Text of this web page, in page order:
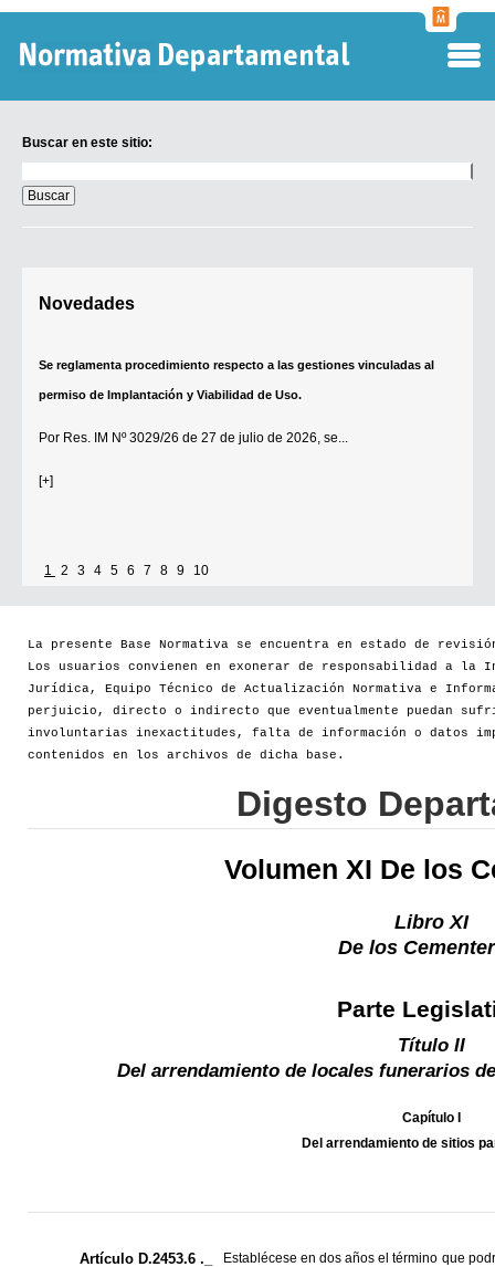
Buscar en este sitio:
en
este
sitio:
Novedades
Se reglamenta procedimiento respecto a las gestiones vinculadas al
permiso de Implantación y Viabilidad de Uso.
Por Res. IM Nº 3029/26 de 27 de julio de 2026, se...
[+]
1 2 3 4 5 6 7 8 9 10
La presente Base Normativa se encuentra en estado de
Los usuarios convienen en exonerar de responsabilidad a la
Jurídica, Equipo Técnico de Actualización Normativa e
perjuicio, directo o indirecto que eventualmente puedan
involuntarias inexactitudes, falta de información o datos
contenidos en los archivos de dicha base.
Digesto
Volumen XI De los
Libro XI
De los
Parte
Título II
Del arrendamiento de locales funerarios
Capítulo I
Del arrendamiento de sitios
Artículo D.2453.6 ._
Establécese en dos años el término que